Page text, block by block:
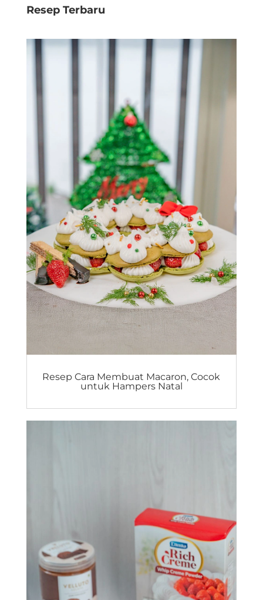
Resep Terbaru
Resep Cara Membuat Macaron, Cocok
untuk Hampers Natal